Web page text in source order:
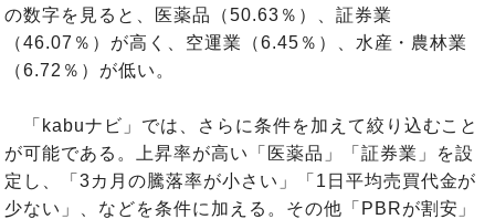
の数字を見ると、医薬品（50.63％）、証券業
（46.07％）が高く、空運業（6.45％）、水産・農林業
（6.72％）が低い。
「kabuナビ」では、さらに条件を加えて絞り込むこと
が可能である。上昇率が高い「医薬品」「証券業」を設
定し、「3カ月の騰落率が小さい」「1日平均売買代金が
少ない」、などを条件に加える。その他「PBRが割安」